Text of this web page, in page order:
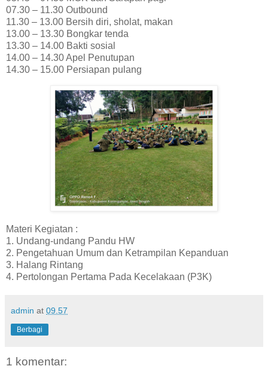
07.30 – 11.30 Outbound
11.30 – 13.00 Bersih diri, sholat, makan
13.00 – 13.30 Bongkar tenda
13.30 – 14.00 Bakti sosial
14.00 – 14.30 Apel Penutupan
14.30 – 15.00 Persiapan pulang
Materi Kegiatan :
1. Undang-undang Pandu HW
2. Pengetahuan Umum dan Ketrampilan Kepanduan
3. Halang Rintang
4. Pertolongan Pertama Pada Kecelakaan (P3K)
admin at 09.57
Berbagi
1 komentar: